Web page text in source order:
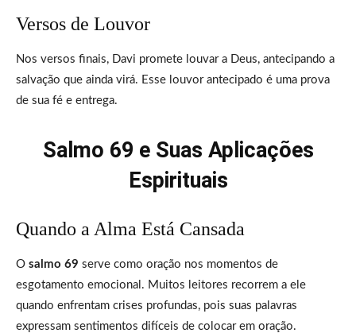
Versos de Louvor
Nos versos finais, Davi promete louvar a Deus, antecipando a
salvação que ainda virá. Esse louvor antecipado é uma prova
de sua fé e entrega.
Salmo 69 e Suas Aplicações
Espirituais
Quando a Alma Está Cansada
O salmo 69 serve como oração nos momentos de
esgotamento emocional. Muitos leitores recorrem a ele
quando enfrentam crises profundas, pois suas palavras
expressam sentimentos difíceis de colocar em oração.